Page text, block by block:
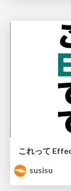
susisu